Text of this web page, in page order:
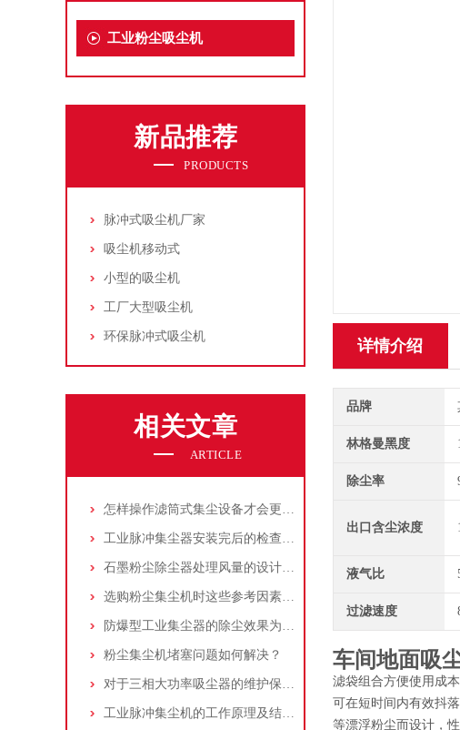
工业粉尘吸尘机
新品推荐
PRODUCTS
脉冲式吸尘机厂家
吸尘机移动式
小型的吸尘机
工厂大型吸尘机
环保脉冲式吸尘机
相关文章
ARTICLE
怎样操作滤筒式集尘设备才会更安全
工业脉冲集尘器安装完后的检查工作详解
石墨粉尘除尘器处理风量的设计，你了解多少
选购粉尘集尘机时这些参考因素很重要！
防爆型工业集尘器的除尘效果为何不佳？
粉尘集尘机堵塞问题如何解决？
对于三相大功率吸尘器的维护保养，你了解多少
工业脉冲集尘机的工作原理及结构特点说明
详情介绍
品牌
林格曼黑度
除尘率
出口含尘浓度
液气比
过滤速度
车间地面吸
滤袋组合方便使用成
可在短时间内有效抖
等漂浮粉尘而设计，